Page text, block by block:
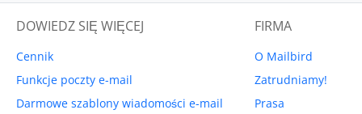
DOWIEDZ SIĘ WIĘCEJ
Cennik
Funkcje poczty e-mail
Darmowe szablony wiadomości e-mail
FIRMA
O Mailbird
Zatrudniamy!
Prasa